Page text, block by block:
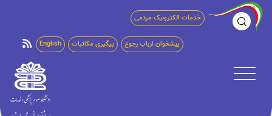
خدمات الکترونیک مردمی
English پیگیری مکاتبات پیشخوان ارباب رجوع